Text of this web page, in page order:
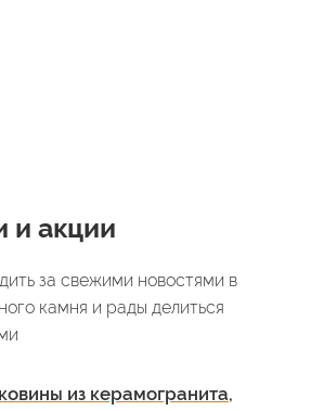
и акции
за свежими новостями в
камня и рады делиться
из керамогранита,